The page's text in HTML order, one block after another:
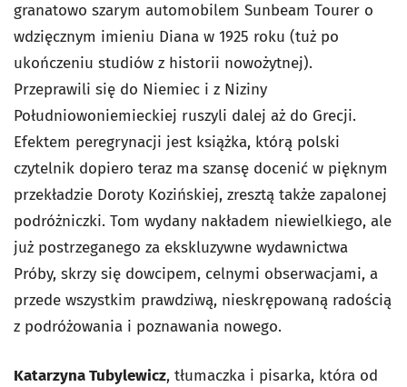
granatowo szarym automobilem Sunbeam Tourer o
wdzięcznym imieniu Diana w 1925 roku (tuż po
ukończeniu studiów z historii nowożytnej).
Przeprawili się do Niemiec i z Niziny
Południowoniemieckiej ruszyli dalej aż do Grecji.
Efektem peregrynacji jest książka, którą polski
czytelnik dopiero teraz ma szansę docenić w pięknym
przekładzie Doroty Kozińskiej, zresztą także zapalonej
podróżniczki. Tom wydany nakładem niewielkiego, ale
już postrzeganego za ekskluzywne wydawnictwa
Próby, skrzy się dowcipem, celnymi obserwacjami, a
przede wszystkim prawdziwą, nieskrępowaną radością
z podróżowania i poznawania nowego.
Katarzyna Tubylewicz, tłumaczka i pisarka, która od